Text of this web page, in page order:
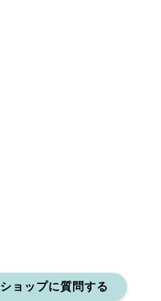
ショップに質問する